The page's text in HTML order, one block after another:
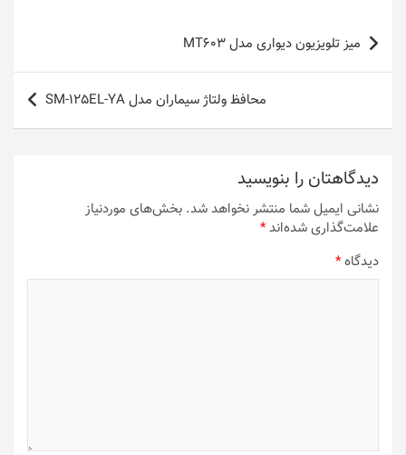
راهبری
نوشتهمیز تلویزیون دیواری مدل MT603
محافظ ولتاژ سیماران مدل SM-125EL-YA
دیدگاهتان را بنویسید
نشانی ایمیل شما منتشر نخواهد شد. بخش‌های موردنیاز
علامت‌گذاری شده‌اند*
دیدگاه*